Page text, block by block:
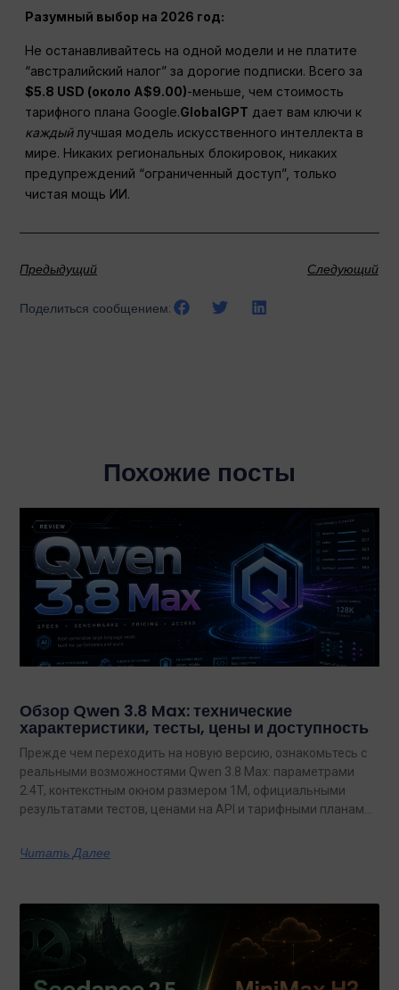
Разумный выбор на 2026 год:
Не останавливайтесь на одной модели и не платите
“австралийский налог” за дорогие подписки. Всего за
$5.8 USD (около A$9.00)-меньше, чем стоимость
тарифного плана Google.GlobalGPT дает вам ключи к
каждыйлучшая модель искусственного интеллекта в
мире. Никаких региональных блокировок, никаких
предупреждений “ограниченный доступ”, только
чистая мощь ИИ.
Предыдущий Следующий
Поделиться сообщением:
Похожие посты
Обзор Qwen 3.8 Max: технические
характеристики, тесты, цены и доступность
Прежде чем переходить на новую версию, ознакомьтесь с
реальными возможностями Qwen 3.8 Max: параметрами
2.4T, контекстным окном размером 1M, официальными
результатами тестов, ценами на API и тарифными планами
Читать Далее